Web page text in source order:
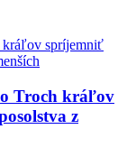
Troch kráľov
z